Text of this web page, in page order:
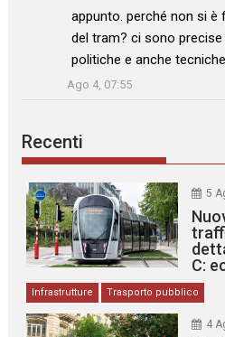
: “
appunto. perché non si è
del tram? ci sono
politiche e anche
”
Ago 4, 07:55
Recenti
5
C:
Infrastrutture Trasporto pubblico
4